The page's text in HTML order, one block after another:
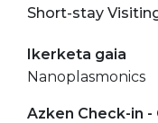
Short-stay
Ikerketa gaia
Nanoplasmonics
Azken Check-in